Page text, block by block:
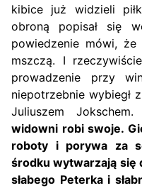
kibice już widzieli
obroną popisał się
powiedzenie mówi,
mszczą. I
prowadzenie przy
niepotrzebnie wybiegł
Juliuszem
widowni robi swoje.
roboty i porywa za
środku wytwarzają się
słabego Peterka i